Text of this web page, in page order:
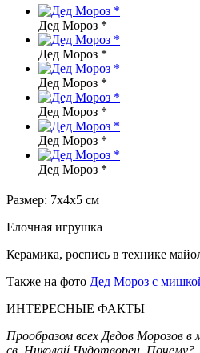
Дед Мороз *
Дед Мороз *
Дед Мороз *
Дед Мороз *
Дед Мороз *
Дед Мороз *
Размер: 7х4х5 см
Елочная игрушка
Керамика, роспись в технике
Также на фото Дед Мороз с
ИНТЕРЕСНЫЕ ФАКТЫ
Прообразом всех Дедов Морозов в
св. Николай Чудотворец. Почему?